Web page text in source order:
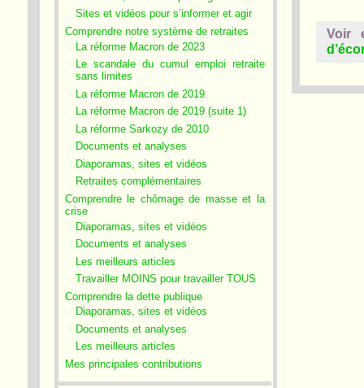
Sites et vidéos pour s’informer et agir
Comprendre notre système de retraites
La réforme Macron de 2023
Le scandale du cumul emploi retraite
sans limites
La réforme Macron de 2019
La réforme Macron de 2019 (suite 1)
La réforme Sarkozy de 2010
Documents et analyses
Diaporamas, sites et vidéos
Retraites complémentaires
Comprendre le chômage de masse et la
crise
Diaporamas, sites et vidéos
Documents et analyses
Les meilleurs articles
Travailler MOINS pour travailler TOUS
Comprendre la dette publique
Diaporamas, sites et vidéos
Documents et analyses
Les meilleurs articles
Mes principales contributions
Voir